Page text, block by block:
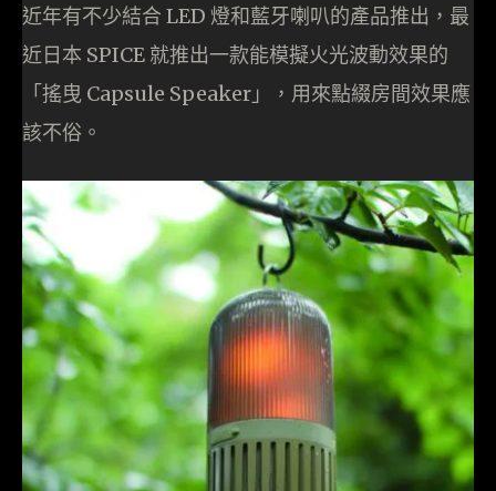
近年有不少結合 LED 燈和藍牙喇叭的產品推出，最
近日本 SPICE 就推出一款能模擬火光波動效果的
「搖曳 Capsule Speaker」，用來點綴房間效果應
該不俗。